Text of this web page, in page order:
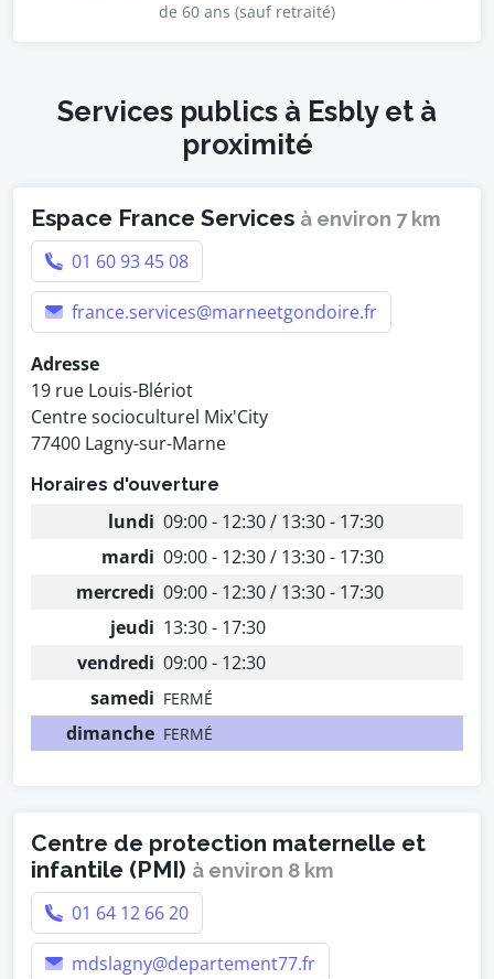
de 60 ans (sauf retraité)
Services publics à Esbly et à
proximité
Espace France Services à environ 7 km
01 60 93 45 08
france.services@marneetgondoire.fr
Adresse
19 rue Louis-Blériot
Centre socioculturel Mix'City
77400 Lagny-sur-Marne
Horaires d'ouverture
lundi 09:00 - 12:30 / 13:30 - 17:30
mardi 09:00 - 12:30 / 13:30 - 17:30
mercredi 09:00 - 12:30 / 13:30 - 17:30
jeudi 13:30 - 17:30
vendredi 09:00 - 12:30
samedi FERMÉ
dimanche FERMÉ
Centre de protection maternelle et
infantile (PMI) à environ 8 km
01 64 12 66 20
mdslagny@departement77.fr